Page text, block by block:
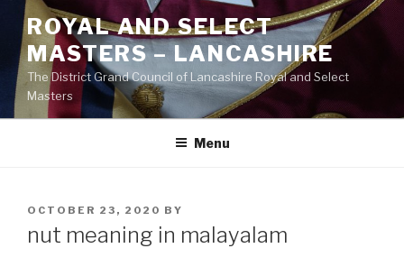
Skip
content
ROYAL AND SELECT
MASTERS – LANCASHIRE
The District Grand Council of Lancashire Royal and Select
Masters
Menu
POSTED
OCTOBER 23, 2020 BY
nut meaning in malayalam